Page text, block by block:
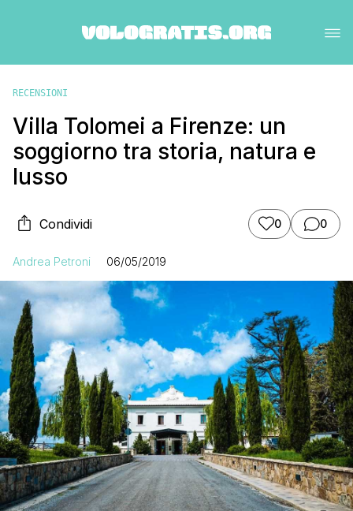
RECENSIONI
Villa Tolomei a Firenze: un
soggiorno tra storia, natura e
lusso
Condividi 0 0
Andrea Petroni 06/05/2019